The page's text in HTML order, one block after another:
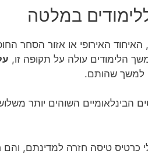
במלטה
הלימודים עולה על תקופה זו,
למשך שהותם.
טיסה חזרה למדינתם, והם